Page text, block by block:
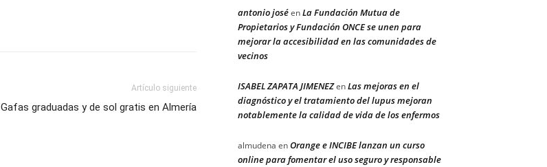
Artículo siguiente
Gafas graduadas y de sol gratis en Almería
antonio joséenLa Fundación Mutua de
Propietarios y Fundación ONCE se unen para
mejorar la accesibilidad en las comunidades de
vecinos
ISABEL ZAPATA JIMENEZenLas mejoras en el
diagnóstico y el tratamiento del lupus mejoran
notablemente la calidad de vida de los enfermos
almudena enOrange e INCIBE lanzan un curso
online para fomentar el uso seguro y responsable